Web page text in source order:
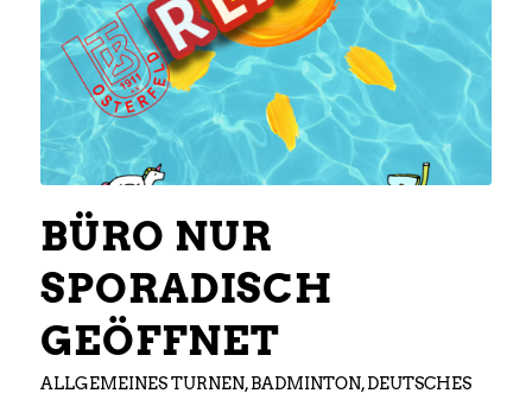
BÜRO NUR
SPORADISCH
GEÖFFNET
ALLGEMEINES TURNEN,BADMINTON,DEUTSCHES